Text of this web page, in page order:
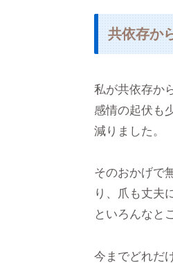
共依存か
私が共依存か
感情の起伏も
減りました。
そのおかげで
り、爪も丈夫
といろんなと
今までどれだ